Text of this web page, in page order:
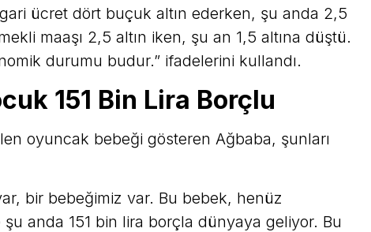
ücret dört buçuk altın ederken, şu anda 2,5
maaşı 2,5 altın iken, şu an 1,5 altına düştü.
durumu budur.” ifadelerini kullandı.
151 Bin Lira Borçlu
oyuncak bebeği gösteren Ağbaba, şunları
bir bebeğimiz var. Bu bebek, henüz
anda 151 bin lira borçla dünyaya geliyor. Bu